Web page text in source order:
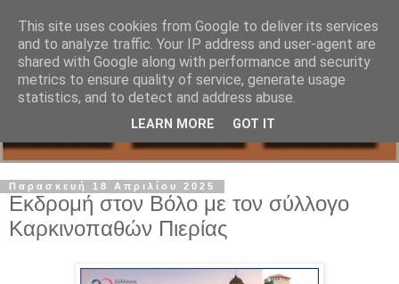
Παρασκευή 18 Απριλίου 2025
Εκδρομή στον Βόλο με τον σύλλογο
Καρκινοπαθών Πιερίας
This site uses cookies from Google to deliver its services
and to analyze traffic. Your IP address and user-agent are
shared with Google along with performance and security
metrics to ensure quality of service, generate usage
statistics, and to detect and address abuse.
LEARN MORE GOT IT